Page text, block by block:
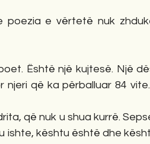
e vërtetë nuk
Është një kujtesë. Një
njeri që ka përballuar 84
që nuk u shua kurrë.
ishte, kështu është dhe